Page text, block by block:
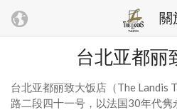
關
台北亚都丽
台北亚都丽致大饭店（The Landis
路二段四十一号，以法国30年代隽